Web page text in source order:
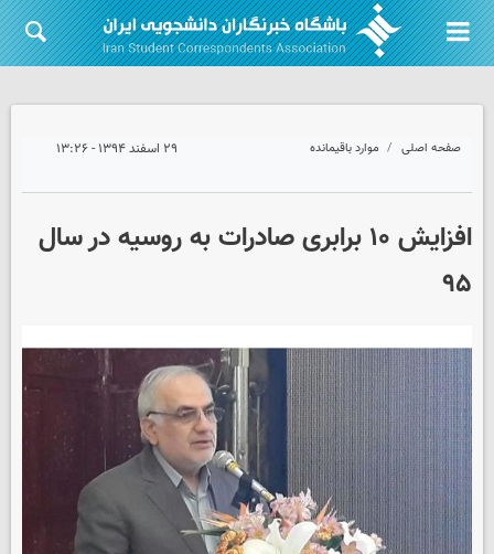
صفحه اصلی موارد باقیمانده ۲۹ اسفند ۱۳۹۴ - ۱۳:۲۶
افزایش ۱۰ برابری صادرات به روسیه در سال
۹۵